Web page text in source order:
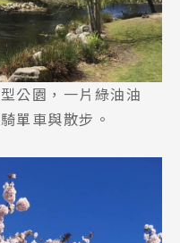
公園，一片綠油油
單車與散步。